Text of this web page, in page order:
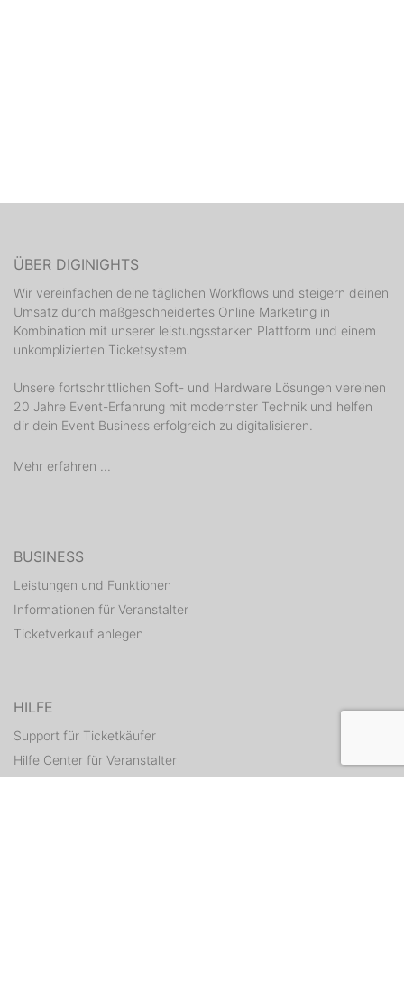
ÜBER DIGINIGHTS
Wir vereinfachen deine täglichen Workflows und steigern deinen
Umsatz durch maßgeschneidertes Online Marketing in
Kombination mit unserer leistungsstarken Plattform und einem
unkomplizierten Ticketsystem.
Unsere fortschrittlichen Soft- und Hardware Lösungen vereinen
20 Jahre Event-Erfahrung mit modernster Technik und helfen
dir dein Event Business erfolgreich zu digitalisieren.
Mehr erfahren ...
BUSINESS
Leistungen und Funktionen
Informationen für Veranstalter
Ticketverkauf anlegen
HILFE
Support für Ticketkäufer
Hilfe Center für Veranstalter